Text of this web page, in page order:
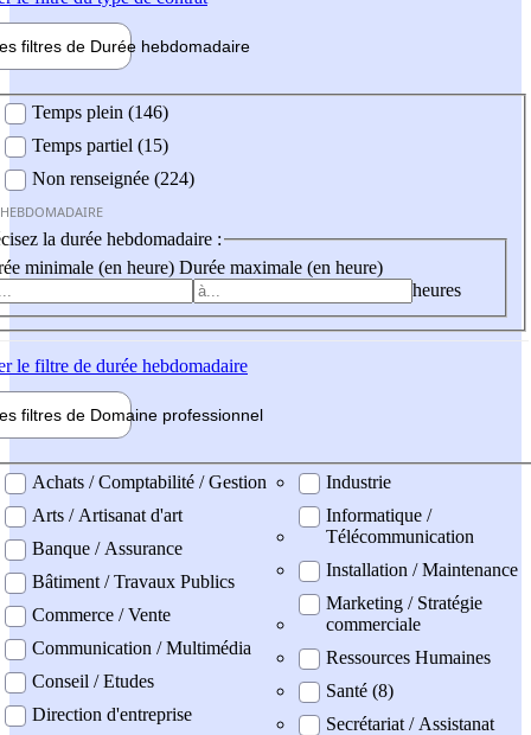
filtres de Durée hebdomadaire
Temps plein (146)
Temps partiel (15)
Non renseignée (224)
la durée hebdomadaire :
minimale (en heure) Durée maximale (en heure)
heures
le filtre de durée hebdomadaire
filtres de Domaine professionnel
professionel
Achats / Comptabilité / Gestion
Arts / Artisanat d'art
Banque / Assurance
Bâtiment / Travaux Publics
Commerce / Vente
Communication / Multimédia
Conseil / Etudes
Direction d'entreprise
Industrie
Informatique /
Télécommunication
Installation / Maintenance
Marketing / Stratégie
commerciale
Ressources Humaines
Santé (8)
Secrétariat / Assistanat